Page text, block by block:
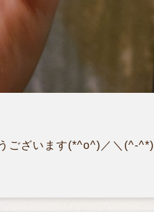
ございます(*^o^)／＼(^-^*)